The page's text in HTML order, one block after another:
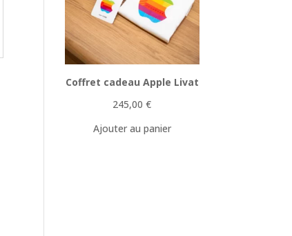
Coffret cadeau Apple Livat
245,00€
Ajouter au panier